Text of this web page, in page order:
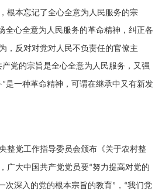
根本忘记了全心全意为人民服务的宗
全心全意为人民服务的革命精神，纠正各
，反对对党对人民不负责任的官僚主
党的宗旨是全心全意为人民服务，又强
”是一种革命精神，可谓在继承中又有新发
整党工作指导委员会颁布《关于农村整
广大中国共产党党员要“努力提高对党的
次深入的党的根本宗旨的教育” ， “我们党